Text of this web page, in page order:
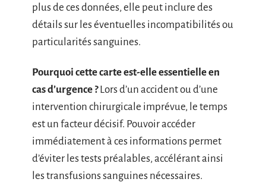
plus de ces données, elle peut inclure des
détails sur les éventuelles incompatibilités ou
particularités sanguines.
Pourquoi cette carte est-elle essentielle en
cas d’urgence ?Lors d’un accident ou d’une
intervention chirurgicale imprévue, le temps
est un facteur décisif. Pouvoir accéder
immédiatement à ces informations permet
d’éviter les tests préalables, accélérant ainsi
les transfusions sanguines nécessaires.